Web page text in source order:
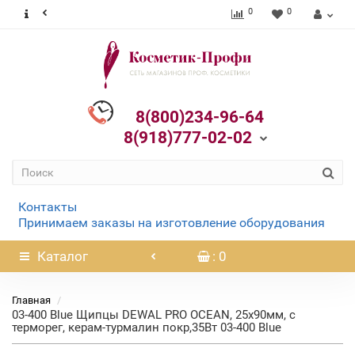
0 0
8(800)234-96-64
8(918)777-02-02
Контакты
Принимаем заказы на изготовление оборудования
Каталог : 0
Главная
03-400 Blue Щипцы DEWAL PRO OCEAN, 25х90мм, с
терморег, керам-турмалин покр,35Вт 03-400 Blue